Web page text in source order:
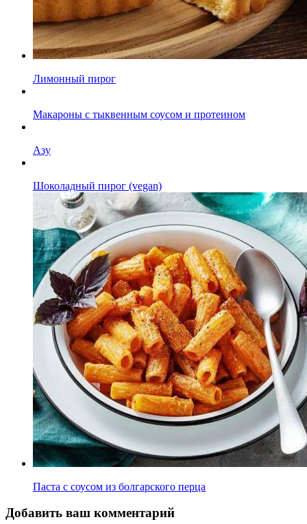
Лимонный пирог
Макароны с тыквенным соусом и протеином
Азу
Шоколадный пирог (vegan)
Паста с соусом из болгарского перца
Добавить ваш комментарий